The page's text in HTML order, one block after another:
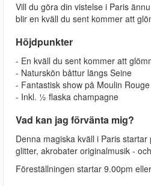
Vill du göra din vistelse i Paris
blir en kväll du sent kommer att
Höjdpunkter
- En kväll du sent kommer att
- Naturskön båttur längs Seine
- Fantastisk show på Moulin Rouge
- Inkl. ½ flaska champagne
Vad kan jag förvänta mig?
Denna magiska kväll i Paris
glitter, akrobater originalmusik -
Föreställningen startar 9.00pm